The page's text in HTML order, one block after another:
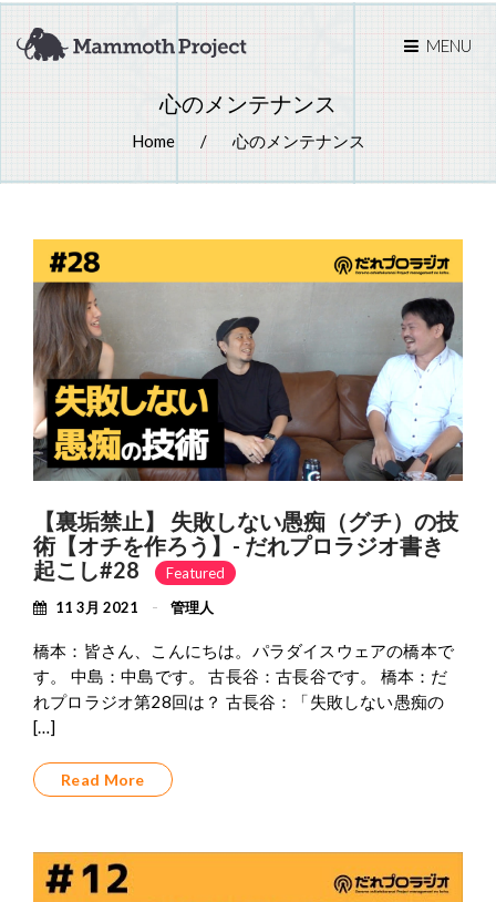
MENU
心のメンテナンス
Home 心のメンテナンス
【裏垢禁止】 失敗しない愚痴（グチ）の技
術【オチを作ろう】- だれプロラジオ書き
起こし#28
Featured
11 3月 2021
管理人
橋本：皆さん、こんにちは。パラダイスウェアの橋本で
す。 中島：中島です。 古長谷：古長谷です。 橋本：だ
れプロラジオ第28回は？ 古長谷：「失敗しない愚痴の
[…]
Read More